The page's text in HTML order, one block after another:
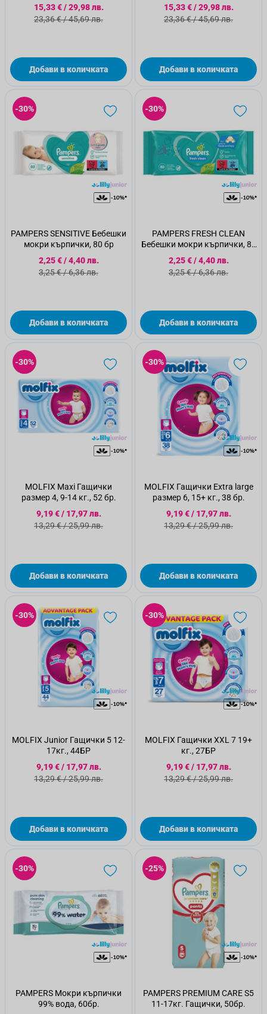
Специална цена
15,33 €/29,98 лв.
Стандартна цена
23,36 €/45,69 лв.
Добави в количката
Специална цена
15,33 €/29,98 лв.
Стандартна цена
23,36 €/45,69 лв.
Добави в количката
-30%
PAMPERS SENSITIVE Бебешки
мокри кърпички, 80 бр
Специална цена
2,25 €/4,40 лв.
Стандартна цена
3,25 €/6,36 лв.
Добави в количката
-30%
PAMPERS FRESH CLEAN
Бебешки мокри кърпички, 80
бр
Специална цена
2,25 €/4,40 лв.
Стандартна цена
3,25 €/6,36 лв.
Добави в количката
-30%
MOLFIX Maxi Гащички
размер 4, 9-14 кг., 52 бр.
Специална цена
9,19 €/ 17,97 лв.
Стандартна цена
13,29 €/25,99 лв.
Добави в количката
-30%
MOLFIX Гащички Extra large
размер 6, 15+ кг., 38 бр.
Специална цена
9,19 €/ 17,97 лв.
Стандартна цена
13,29 €/25,99 лв.
Добави в количката
-30%
MOLFIX Junior Гащички 5 12-
17кг., 44БР
Специална цена
9,19 €/ 17,97 лв.
Стандартна цена
13,29 €/25,99 лв.
Добави в количката
-30%
MOLFIX Гащички XXL 7 19+
кг., 27БР
Специална цена
9,19 €/ 17,97 лв.
Стандартна цена
13,29 €/25,99 лв.
Добави в количката
-30%
PAMPERS Мокри кърпички
99% вода, 60бр.
-25%
PAMPERS PREMIUM CARE S5
11-17кг. Гащички, 50бр.